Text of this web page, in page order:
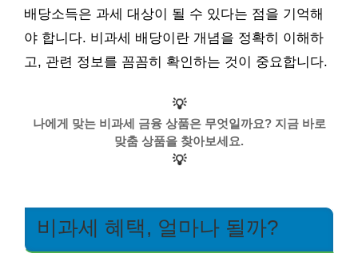
배당소득은 과세 대상이 될 수 있다는 점을 기억해
야 합니다. 비과세 배당이란 개념을 정확히 이해하
고, 관련 정보를 꼼꼼히 확인하는 것이 중요합니다.
💡
나에게 맞는 비과세 금융 상품은 무엇일까요? 지금 바로
맞춤 상품을 찾아보세요.
💡
비과세 혜택, 얼마나 될까?